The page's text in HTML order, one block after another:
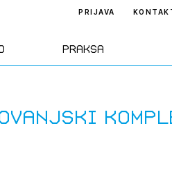
Praksa
PRIJAVA
za